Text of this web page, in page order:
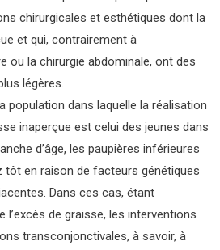
chirurgicales et esthétiques dont la
et qui, contrairement à
ou la chirurgie abdominale, ont des
légères.
population dans laquelle la réalisation
inaperçue est celui des jeunes dans
d’âge, les paupières inférieures
tôt en raison de facteurs génétiques
Dans ces cas, étant
l’excès de graisse, les interventions
transconjonctivales, à savoir, à